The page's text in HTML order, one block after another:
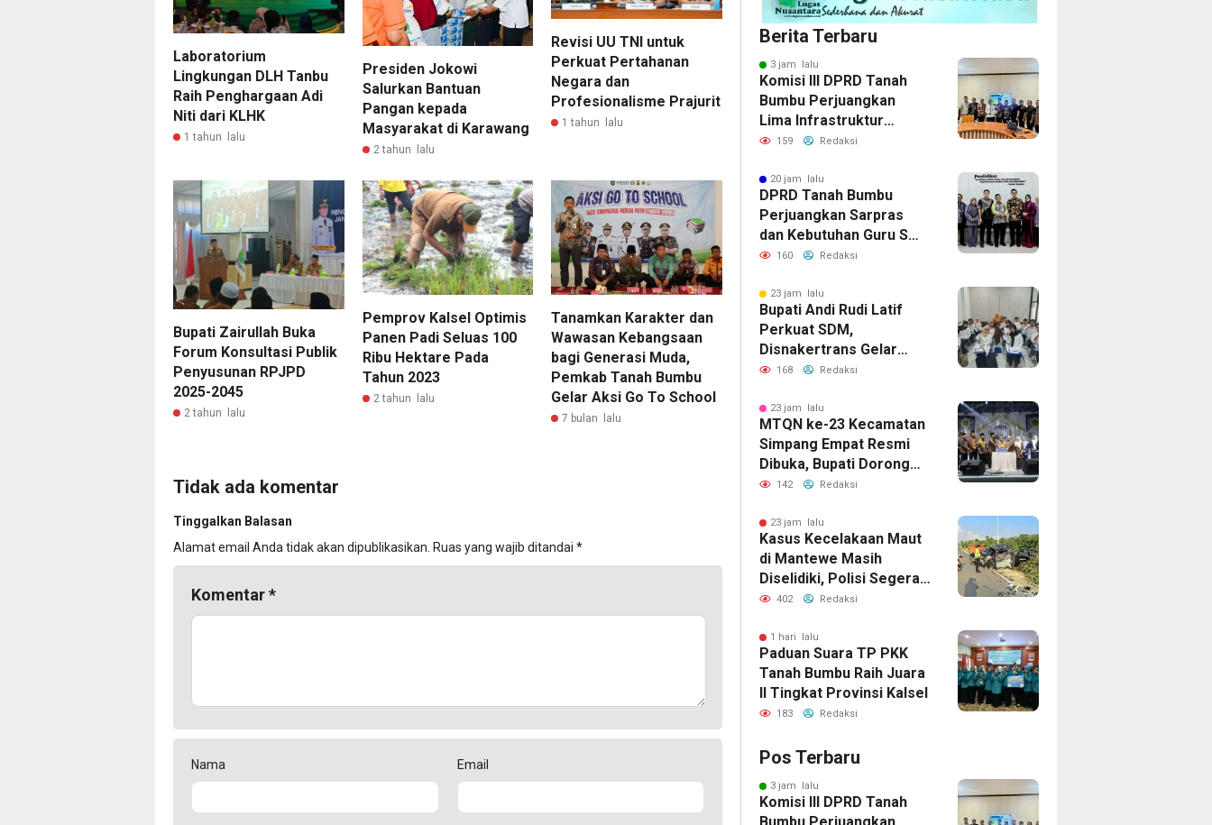
Laboratorium
Lingkungan DLH Tanbu
Raih Penghargaan Adi
Niti dari KLHK
1 tahun lalu
Presiden Jokowi
Salurkan Bantuan
Pangan kepada
Masyarakat di Karawang
2 tahun lalu
Revisi UU TNI untuk
Perkuat Pertahanan
Negara dan
Profesionalisme Prajurit
1 tahun lalu
Bupati Zairullah Buka
Forum Konsultasi Publik
Penyusunan RPJPD
2025-2045
2 tahun lalu
Pemprov Kalsel Optimis
Panen Padi Seluas 100
Ribu Hektare Pada
Tahun 2023
2 tahun lalu
Tanamkan Karakter dan
Wawasan Kebangsaan
bagi Generasi Muda,
Pemkab Tanah Bumbu
Gelar Aksi Go To School
7 bulan lalu
Tidak ada komentar
Tinggalkan Balasan
Alamat email Anda tidak akan dipublikasikan. Ruas yang wajib ditandai *
Komentar*
Nama Email
Berita Terbaru
3 jam lalu
Komisi III DPRD Tanah
Bumbu Perjuangkan
Lima Infrastruktur
Strategis ke BPJN XI
159 Redaksi
20 jam lalu
DPRD Tanah Bumbu
Perjuangkan Sarpras
dan Kebutuhan Guru SMA
ke Pemprov Kalsel
160 Redaksi
23 jam lalu
Bupati Andi Rudi Latif
Perkuat SDM,
Disnakertrans Gelar
Pelatihan Desain Grafis
168 Redaksi
23 jam lalu
MTQN ke-23 Kecamatan
Simpang Empat Resmi
Dibuka, Bupati Dorong
Lahirnya Generasi
142 Redaksi
23 jam lalu
Kasus Kecelakaan Maut
di Mantewe Masih
Diselidiki, Polisi Segera
Rilis Hasil
402 Redaksi
1 hari lalu
Paduan Suara TP PKK
Tanah Bumbu Raih Juara
II Tingkat Provinsi Kalsel
183 Redaksi
Pos Terbaru
3 jam lalu
Komisi III DPRD Tanah